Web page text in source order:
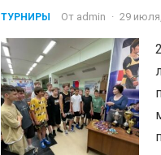
ТУРНИРЫ От admin · 29